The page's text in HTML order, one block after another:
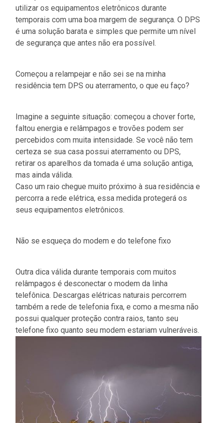
utilizar os equipamentos eletrônicos durante
temporais com uma boa margem de segurança. O DPS
é uma solução barata e simples que permite um nível
de segurança que antes não era possível.
Começou a relampejar e não sei se na minha
residência tem DPS ou aterramento, o que eu faço?
Imagine a seguinte situação: começou a chover forte,
faltou energia e relâmpagos e trovões podem ser
percebidos com muita intensidade. Se você não tem
certeza se sua casa possui aterramento ou DPS,
retirar os aparelhos da tomada é uma solução antiga,
mas ainda válida.
Caso um raio chegue muito próximo à sua residência e
percorra a rede elétrica, essa medida protegerá os
seus equipamentos eletrônicos.
Não se esqueça do modem e do telefone fixo
Outra dica válida durante temporais com muitos
relâmpagos é desconectar o modem da linha
telefônica. Descargas elétricas naturais percorrem
também a rede de telefonia fixa, e como a mesma não
possui qualquer proteção contra raios, tanto seu
telefone fixo quanto seu modem estariam vulneráveis.